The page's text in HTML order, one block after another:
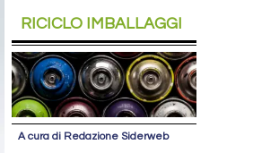
RICICLO IMBALLAGGI
A cura di Redazione Siderweb